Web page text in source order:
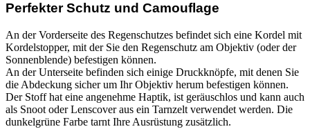
Perfekter Schutz und Camouflage
An der Vorderseite des Regenschutzes befindet sich eine Kordel mit
Kordelstopper, mit der Sie den Regenschutz am Objektiv (oder der
Sonnenblende) befestigen können.
An der Unterseite befinden sich einige Druckknöpfe, mit denen Sie
die Abdeckung sicher um Ihr Objektiv herum befestigen können.
Der Stoff hat eine angenehme Haptik, ist geräuschlos und kann auch
als Snoot oder Lenscover aus ein Tarnzelt verwendet werden. Die
dunkelgrüne Farbe tarnt Ihre Ausrüstung zusätzlich.